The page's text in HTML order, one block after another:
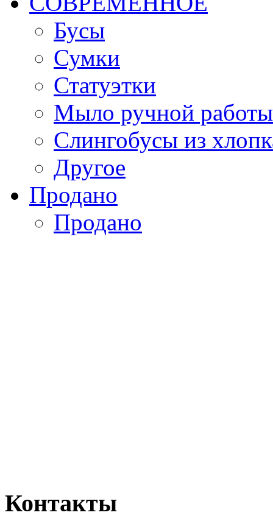
Бусы
Сумки
Статуэтки
Мыло ручной работы
Слингобусы из
Другое
Продано
Продано
Контакты